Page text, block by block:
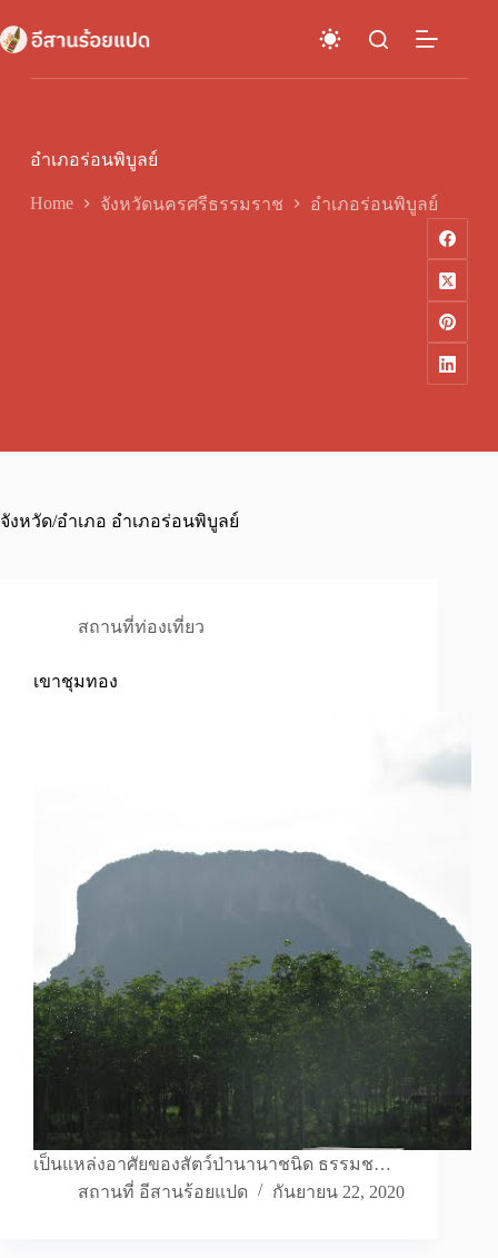
to
content
อำเภอร่อนพิบูลย์
Home จังหวัดนครศรีธรรมราช อำเภอร่อนพิบูลย์
จังหวัด/อำเภอ อำเภอร่อนพิบูลย์
สถานที่ท่องเที่ยว
เขาชุมทอง
เป็นแหล่งอาศัยของสัตว์ป่านานาชนิด ธรรมช…
สถานที่ อีสานร้อยแปด
กันยายน 22, 2020